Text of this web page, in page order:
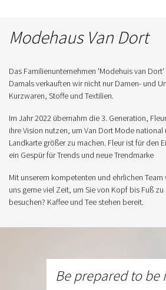
Modehaus Van Dort
Das Familienunternehmen 'Modehuis van
Damals verkauften wir nicht nur Damen- und
Kurzwaren, Stoffe und Textilien.
Im Jahr 2022 übernahm die 3. Generation,
ihre Vision nutzen, um Van Dort Mode
Landkarte größer zu machen. Fleur ist für den
ein Gespür für Trends und neue Trendmarke
Mit unserem kompetenten und ehrlichen
uns gerne viel Zeit, um Sie von Kopf bis Fuß zu
besuchen? Kaffee und Tee stehen bereit.
Be prepared to be